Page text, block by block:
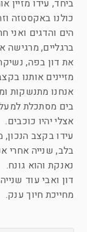
ביחד, עידו מזיין
כולנו באקסטזה
הים והדגים ואני
ברגליים, מרגישה
את דון בפה,
מזיינים אותנו
אנחנו מתנשקות
בים מסתכלת
אצלי יהיו כוכבים.
עידו בקצב הנכון,
בלב, שנייה אחרי
נאנקת והוא גונח.
דון ואבי עוד
מחייכת חיוך ענק.